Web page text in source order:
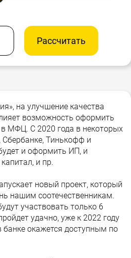
Рассчитать
на улучшение качества
возможность оформить
в МФЦ. С 2020 года в некоторых
Тинькофф и
и оформить ИП, и
и пр.
новый проект, который
нашим соотечественникам.
участвовать только 6
удачно, уже к 2022 году
банке окажется доступным по